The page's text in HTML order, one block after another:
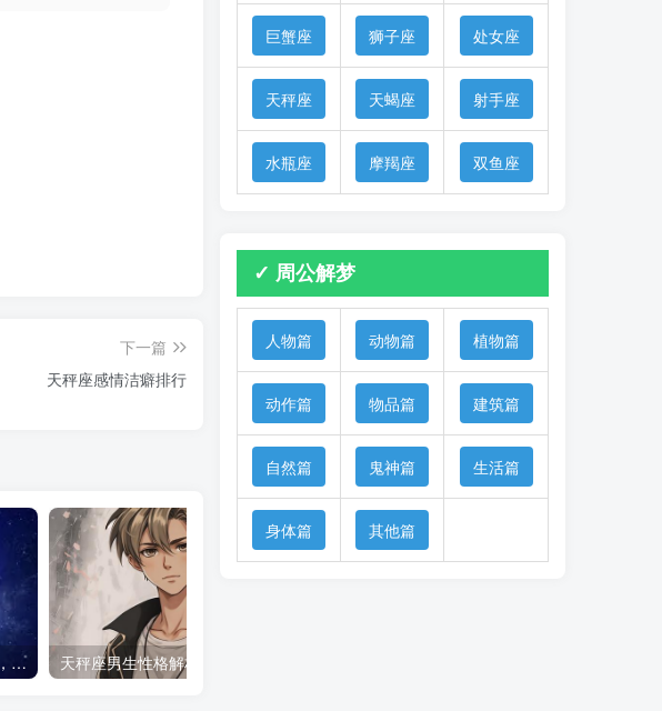
下一篇
天秤座感情洁癖排行
天秤座运势全解析 把握机遇，平衡前行 天秤座男生性格解析
巨蟹座 狮子座 处女座
天秤座 天蝎座 射手座
水瓶座 摩羯座 双鱼座
✓ 周公解梦
人物篇 动物篇 植物篇
动作篇 物品篇 建筑篇
自然篇 鬼神篇 生活篇
身体篇 其他篇